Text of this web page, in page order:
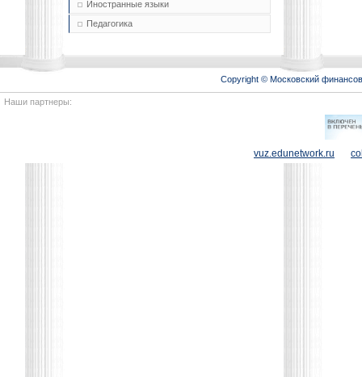
Иностранные языки
Педагогика
Copyright © Московский
Наши партнеры:
vuz.edunetwork.ru